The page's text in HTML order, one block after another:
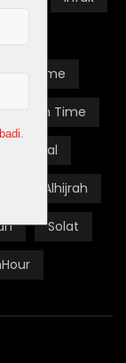
Quran Time
Official
Tv Alhijrah
Solat